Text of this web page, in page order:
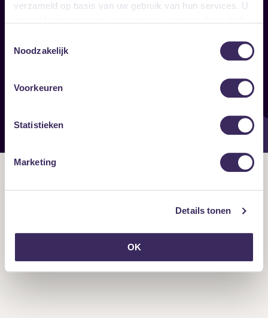
verzameld op basis van uw gebruik van hun services. U
Noodzakelijk
Voorkeuren
Statistieken
Marketing
Details tonen
OK
Follow
Onze nieuwsbrief ontvangen?